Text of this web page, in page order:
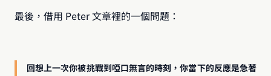
最後，借用 Peter 文章裡的一個問題：
回想上一次你被挑戰到啞口無言的時刻，你當下的反應是急著